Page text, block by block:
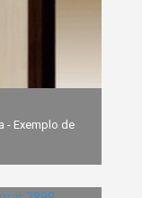
- Exemplo de